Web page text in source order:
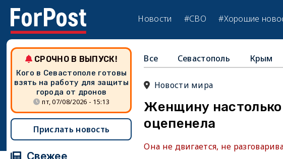
Новости #СВО #Хорошие
Все Севастополь Крым
Новости мира
Женщину настолько
оцепенела
Она не двигается, не
СРОЧНО В ВЫПУСК!
Кого в Севастополе готовы
взять на работу для защиты
города от дронов
пт, 07/08/2026 - 15:13
Прислать новость
Свежее